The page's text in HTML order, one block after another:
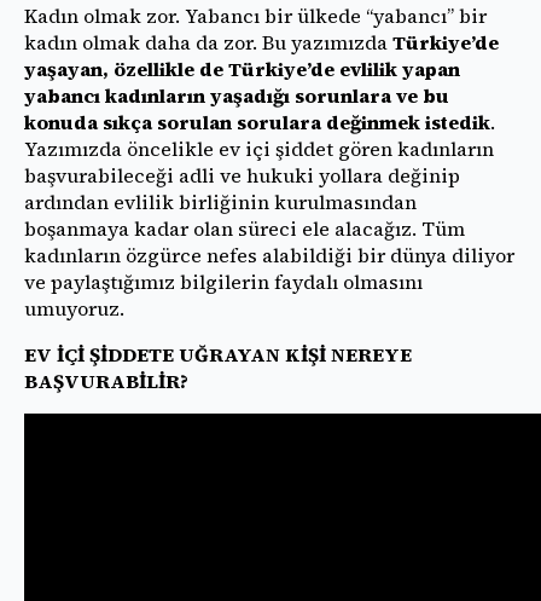
Kadın olmak zor. Yabancı bir ülkede “yabancı” bir
kadın olmak daha da zor. Bu yazımızdaTürkiye’de
yaşayan, özellikle de Türkiye’de evlilik yapan
yabancı kadınların yaşadığı sorunlara ve bu
konuda sıkça sorulan sorulara değinmek istedik.
Yazımızda öncelikle ev içi şiddet gören kadınların
başvurabileceği adli ve hukuki yollara değinip
ardından evlilik birliğinin kurulmasından
boşanmaya kadar olan süreci ele alacağız. Tüm
kadınların özgürce nefes alabildiği bir dünya diliyor
ve paylaştığımız bilgilerin faydalı olmasını
umuyoruz.
EV İÇİ ŞİDDETE UĞRAYAN KİŞİ NEREYE
BAŞVURABİLİR?